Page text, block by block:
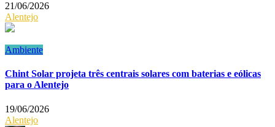
21/06/2026
Alentejo
Ambiente
Chint Solar projeta três centrais solares com baterias e eólicas
para o Alentejo
19/06/2026
Alentejo